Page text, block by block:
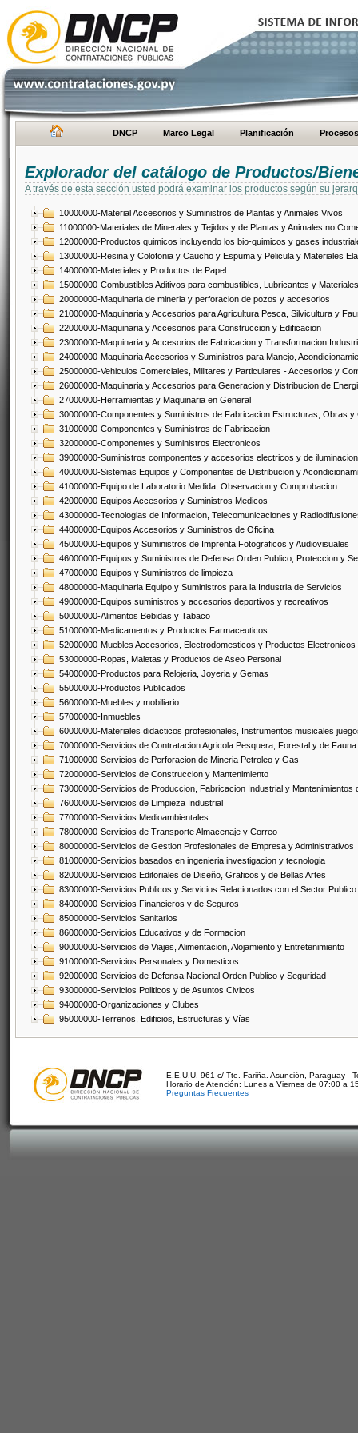
DNCP Marco Legal Planificación Procesos
Explorador del catálogo de Productos/
A través de esta sección usted podrá examinar los productos según su
10000000-Material Accesorios y Suministros de Plantas y Animales Vivos
11000000-Materiales de Minerales y Tejidos y de Plantas y Animales no
12000000-Productos quimicos incluyendo los bio-quimicos y gases
13000000-Resina y Colofonia y Caucho y Espuma y Pelicula y Materiales
14000000-Materiales y Productos de Papel
15000000-Combustibles Aditivos para combustibles, Lubricantes y
20000000-Maquinaria de mineria y perforacion de pozos y accesorios
21000000-Maquinaria y Accesorios para Agricultura Pesca, Silvicultura y
22000000-Maquinaria y Accesorios para Construccion y Edificacion
23000000-Maquinaria y Accesorios de Fabricacion y Transformacion
24000000-Maquinaria Accesorios y Suministros para Manejo,
25000000-Vehiculos Comerciales, Militares y Particulares - Accesorios y
26000000-Maquinaria y Accesorios para Generacion y Distribucion de
27000000-Herramientas y Maquinaria en General
30000000-Componentes y Suministros de Fabricacion Estructuras, Obras
31000000-Componentes y Suministros de Fabricacion
32000000-Componentes y Suministros Electronicos
39000000-Suministros componentes y accesorios electricos y de iluminacion
40000000-Sistemas Equipos y Componentes de Distribucion y
41000000-Equipo de Laboratorio Medida, Observacion y Comprobacion
42000000-Equipos Accesorios y Suministros Medicos
43000000-Tecnologias de Informacion, Telecomunicaciones y
44000000-Equipos Accesorios y Suministros de Oficina
45000000-Equipos y Suministros de Imprenta Fotograficos y Audiovisuales
46000000-Equipos y Suministros de Defensa Orden Publico, Proteccion y
47000000-Equipos y Suministros de limpieza
48000000-Maquinaria Equipo y Suministros para la Industria de Servicios
49000000-Equipos suministros y accesorios deportivos y recreativos
50000000-Alimentos Bebidas y Tabaco
51000000-Medicamentos y Productos Farmaceuticos
52000000-Muebles Accesorios, Electrodomesticos y Productos Electronicos
53000000-Ropas, Maletas y Productos de Aseo Personal
54000000-Productos para Relojeria, Joyeria y Gemas
55000000-Productos Publicados
56000000-Muebles y mobiliario
57000000-Inmuebles
60000000-Materiales didacticos profesionales, Instrumentos musicales
70000000-Servicios de Contratacion Agricola Pesquera, Forestal y de Fauna
71000000-Servicios de Perforacion de Mineria Petroleo y Gas
72000000-Servicios de Construccion y Mantenimiento
73000000-Servicios de Produccion, Fabricacion Industrial y Mantenimientos
76000000-Servicios de Limpieza Industrial
77000000-Servicios Medioambientales
78000000-Servicios de Transporte Almacenaje y Correo
80000000-Servicios de Gestion Profesionales de Empresa y Administrativos
81000000-Servicios basados en ingenieria investigacion y tecnologia
82000000-Servicios Editoriales de Diseño, Graficos y de Bellas Artes
83000000-Servicios Publicos y Servicios Relacionados con el Sector Publico
84000000-Servicios Financieros y de Seguros
85000000-Servicios Sanitarios
86000000-Servicios Educativos y de Formacion
90000000-Servicios de Viajes, Alimentacion, Alojamiento y Entretenimiento
91000000-Servicios Personales y Domesticos
92000000-Servicios de Defensa Nacional Orden Publico y Seguridad
93000000-Servicios Politicos y de Asuntos Civicos
94000000-Organizaciones y Clubes
95000000-Terrenos, Edificios, Estructuras y Vías
E.E.U.U. 961 c/ Tte. Fariña. Asunción, Paraguay -
Horario de Atención: Lunes a Viernes de 07:00 a
Preguntas Frecuentes